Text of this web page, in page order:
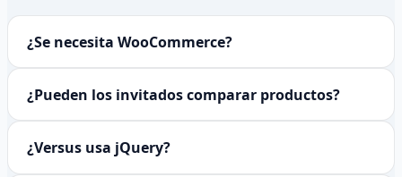
¿Se necesita WooCommerce?
¿Pueden los invitados comparar productos?
¿Versus usa jQuery?